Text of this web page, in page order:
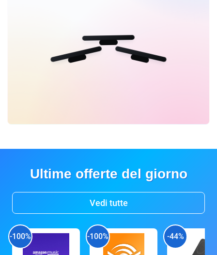
Ultime offerte del giorno
Vedi tutte
-100% -100% -44%